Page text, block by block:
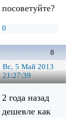
посоветуйте?
0
8
Вс, 5 Май 2013
21:27:39
2 года назад
дешевле как